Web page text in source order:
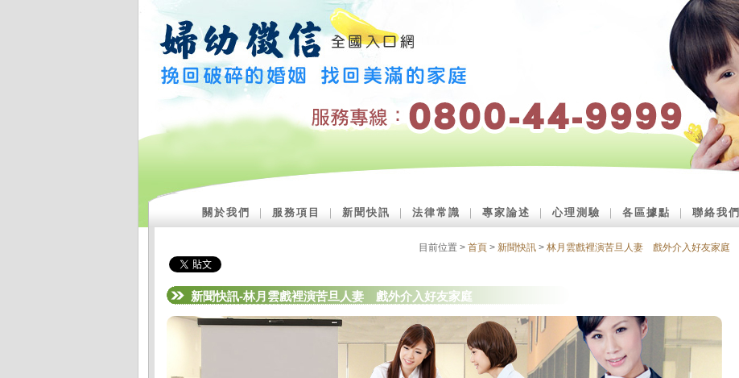
關於我們 服務項目 新聞快訊 法律常識 專家論述 ｜心理測驗 各區據點 聯絡我們
目前位置 > 首頁 > 新聞快訊 > 林月雲戲裡演苦旦人妻 戲外介入好友家庭
新聞快訊-林月雲戲裡演苦旦人妻 戲外介入好友家庭